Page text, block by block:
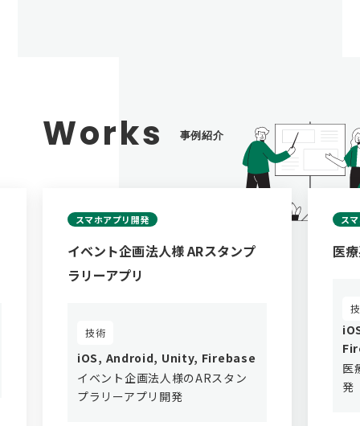
Works 事例紹介
スマホアプリ開発
イベント企画法人様 ARスタンプ
ラリーアプリ
技術
iOS, Android, Unity, Firebase
イベント企画法人様のARスタン
プラリーアプリ開発
ス
医
医
発